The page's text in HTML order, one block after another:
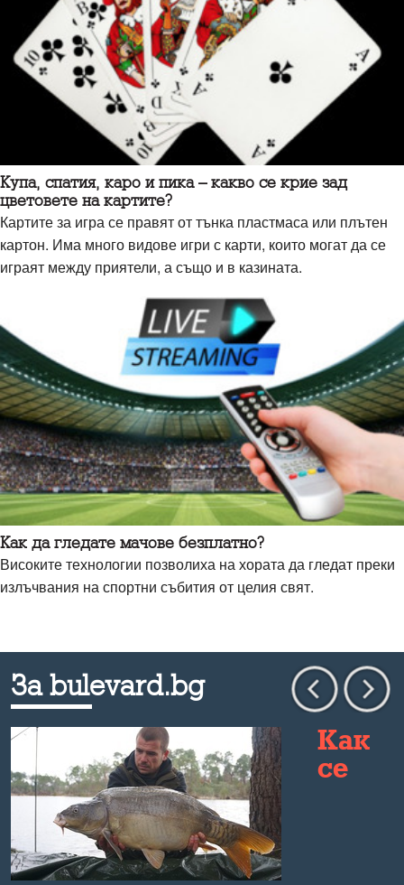
Купа, спатия, каро и пика – какво се крие зад
цветовете на картите?
Картите за игра се правят от тънка пластмаса или плътен
картон. Има много видове игри с карти, които могат да се
играят между приятели, а също и в казината.
Как да гледате мачове безплатно?
Високите технологии позволиха на хората да гледат преки
излъчвания на спортни събития от целия свят.
За bulevard.bg
Как
се